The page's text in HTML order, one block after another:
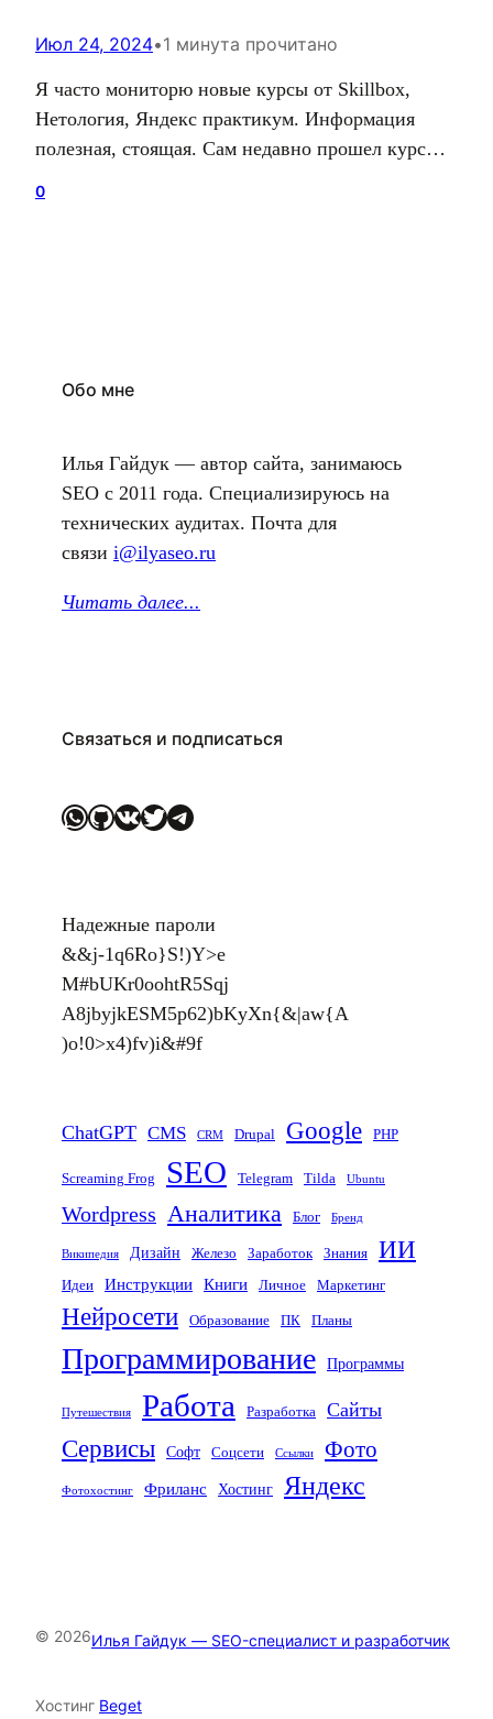
Июл 24, 2024•1 минута прочитано
Я часто мониторю новые курсы от Skillbox,
Нетология, Яндекс практикум. Информация
полезная, стоящая. Сам недавно прошел курс
0
Обо мне
Илья Гайдук — автор сайта, занимаюсь
SEO с 2011 года. Специализируюсь на
технических аудитах. Почта для
связи i@ilyaseo.ru
Читать далее...
Связаться и подписаться
WhatsApp GitHub ВКонтакте Twitter Telegram
Надежные пароли
&&j-1q6Ro}S!)Y>e
M#bUKr0oohtR5Sqj
A8jbyjkESM5p62)bKyXn{&|aw{A
)o!0>x4)fv)i&#9f
ChatGPT CMS CRM Drupal Google PHP
Screaming Frog SEO Telegram Tilda Ubuntu
Wordpress Аналитика Блог Бренд
Википедия Дизайн Железо Заработок Знания ИИ
Идеи Инструкции Книги Личное Маркетинг
Нейросети Образование ПК Планы
Программирование Программы
Путешествия Работа Разработка Сайты
Сервисы Софт Соцсети Ссылки Фото
Фотохостинг Фриланс Хостинг Яндекс
© 2026Илья Гайдук — SEO-специалист и разработчик
Хостинг Beget